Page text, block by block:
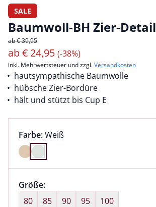
SALE
Baumwoll-BH Zier-Detail
ab € 39,95
ab€ 24,95 (-38%)
inkl. Mehrwertsteuer und zzgl.Versandkosten
hautsympathische Baumwolle
hübsche Zier-Bordüre
hält und stützt bis Cup E
Farbauswahl:
Farbe:aktuell ausgewählt:
Weiß
Farbe Weiß ausgewählt
Größenauswahl:
Größe:nichts ausgewählt
80
85 90 95
100